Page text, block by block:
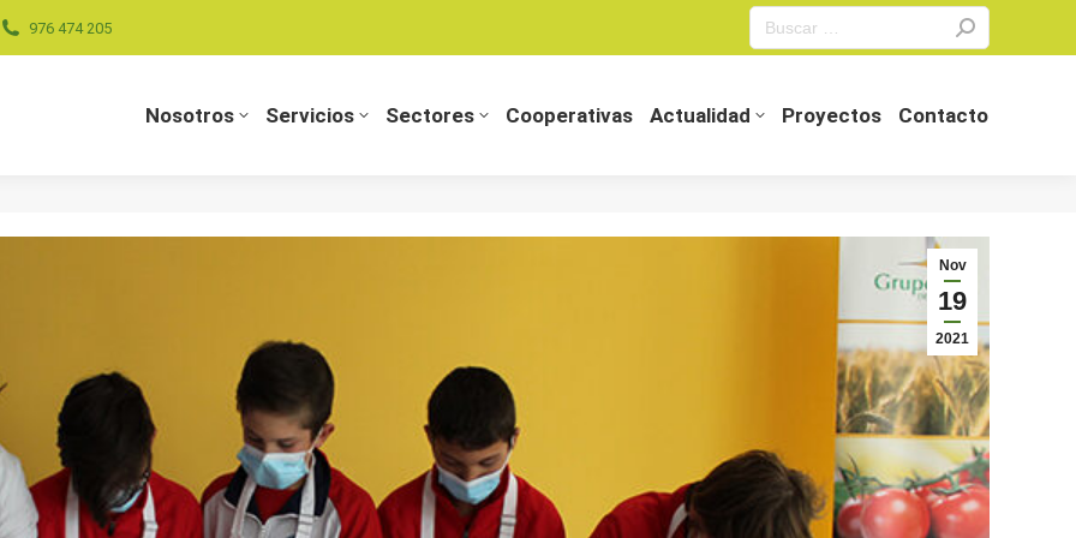
976 474 205
Search:
Nosotros Servicios Sectores Cooperativas Actualidad Proyectos Contacto
Nov
19
2021
Actualidad Proyectos Contacto